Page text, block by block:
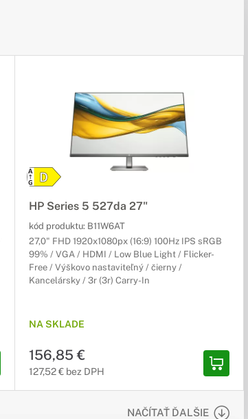
HP Series 5 527da 27"
kód produktu: B11W6AT
27,0" FHD 1920x1080px (16:9) 100Hz IPS sRGB
99% / VGA / HDMI / Low Blue Light / Flicker-
Free / Výškovo nastaviteľný / čierny /
Kancelársky / 3r (3r) Carry-In
NA SKLADE
156,85 €
127,52 € bez DPH
NAČÍTAŤ ĎALŠIE